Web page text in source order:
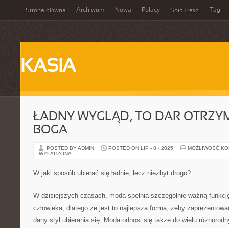
Strona główna Archiwum Nowa Polacy Spis Treści Tagi
KASIA
ŁADNY WYGLĄD, TO DAR
BOGA
POSTED BY ADMIN POSTED ON LIP - 8 - 2025
MOŻLIWOŚĆ
WYŁĄCZONA
W jaki sposób ubierać się ładnie, lecz niezbyt drogo?
W dzisiejszych czasach, moda spełnia szczególnie ważną
człowieka, dlatego że jest to najlepsza forma, żeby
dany styl ubierania się. Moda odnosi się także do wielu